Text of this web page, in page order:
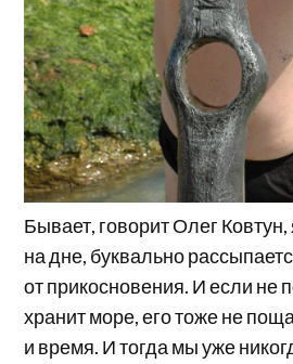
Бывает, говорит Олег
на дне, буквально
от прикосновения. И если не
хранит море, его тоже не
и время. И тогда мы уже